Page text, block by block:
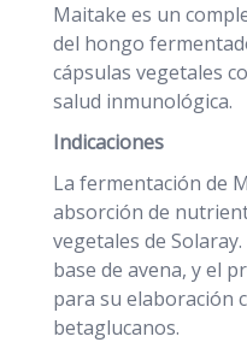
Maitake es un
del hongo
cápsulas vegetales
salud inmunológica.
Indicaciones
La fermentación de
absorción de
vegetales de
base de avena, y el
para su elaboración
betaglucanos.